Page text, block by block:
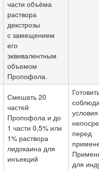
части объёма
раствора
декстрозы
с замещением
его
эквивалентным
объемом
Пропофола.
Смешать 20
частей
Пропофола и до
1 части 0,5% или
1% раствора
лидокаина для
инъекций
перед
для